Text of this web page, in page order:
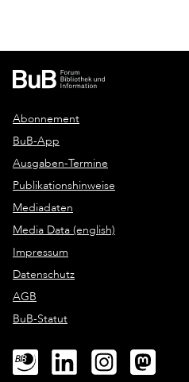
Abonnement
BuB-App
Ausgaben-Termine
Publikationshinweise
Mediadaten
Media Data (english)
Impressum
Datenschutz
AGB
BuB-Statut